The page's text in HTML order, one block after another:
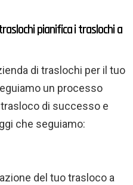
pianifica i traslochi a
di traslochi per il tuo
un processo
di successo e
che seguiamo:
del tuo trasloco a